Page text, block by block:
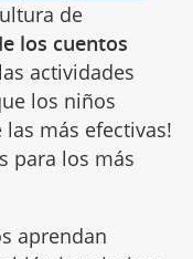
de
los cuentos
actividades
los niños
más efectivas!
para los más
aprendan